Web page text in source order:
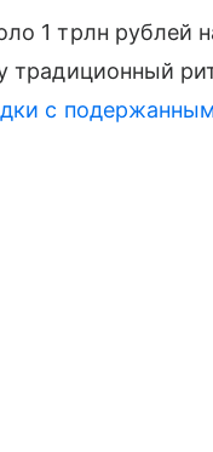
1 трлн рублей
традиционный
с